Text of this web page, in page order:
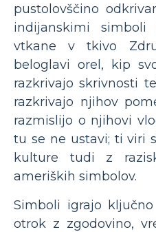
pustolovščino
indijanskimi
vtkane v tkivo
beloglavi orel, kip
razkrivajo skrivnosti
razkrivajo njihov
razmislijo o njihovi
tu se ne ustavi; ti viri
kulture tudi z
ameriških simbolov.
Simboli igrajo
otrok z zgodovino,